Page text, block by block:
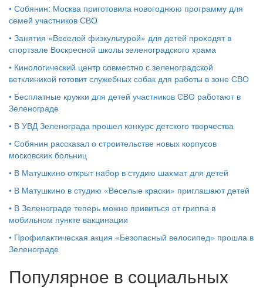
• Собянин: Москва приготовила новогоднюю программу для
семей участников СВО
• Занятия «Веселой физкультурой» для детей проходят в
спортзале Воскресной школы зеленоградского храма
• Кинологический центр совместно с зеленоградской
ветклиникой готовит служебных собак для работы в зоне СВО
• Бесплатные кружки для детей участников СВО работают в
Зеленограде
• В УВД Зеленограда прошел конкурс детского творчества
• Собянин рассказал о строительстве новых корпусов
московских больниц
• В Матушкино открыт набор в студию шахмат для детей
• В Матушкино в студию «Веселые краски» приглашают детей
• В Зеленограде теперь можно привиться от гриппа в
мобильном пункте вакцинации
• Профилактическая акция «Безопасный велосипед» прошла в
Зеленограде
Популярное в социальных